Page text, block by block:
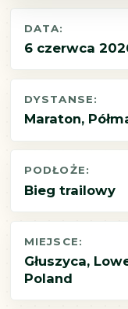
DATA:
6 czerwca
DYSTANSE:
Maraton,
PODŁOŻE:
Bieg trailowy
MIEJSCE:
Głuszyca,
Poland